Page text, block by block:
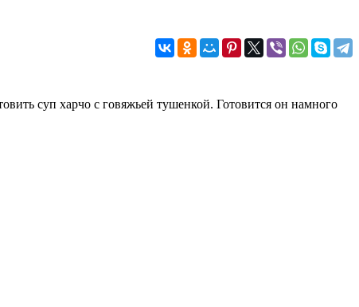
суп харчо с говяжьей тушенкой. Готовится он намного